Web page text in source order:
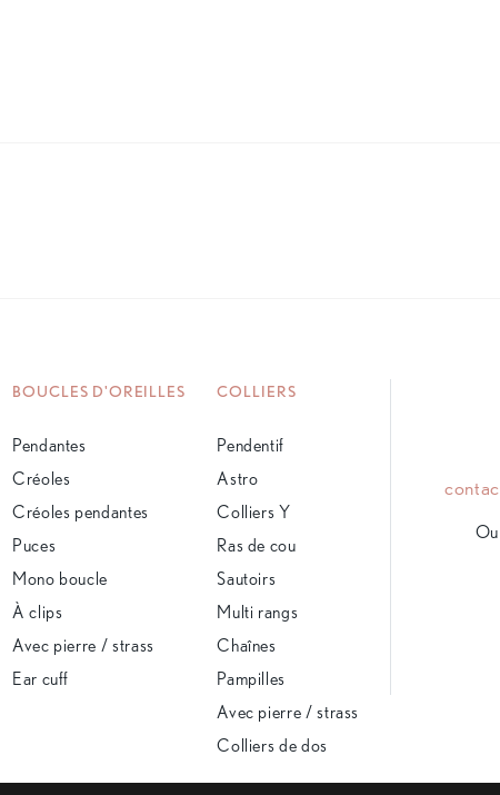
BOUCLES D'OREILLES
Pendantes
Créoles
Créoles pendantes
Puces
Mono boucle
À clips
Avec pierre / strass
Ear cuff
COLLIERS
Pendentif
Astro
Colliers Y
Ras de cou
Sautoirs
Multi rangs
Chaînes
Pampilles
Avec pierre / strass
Colliers de dos